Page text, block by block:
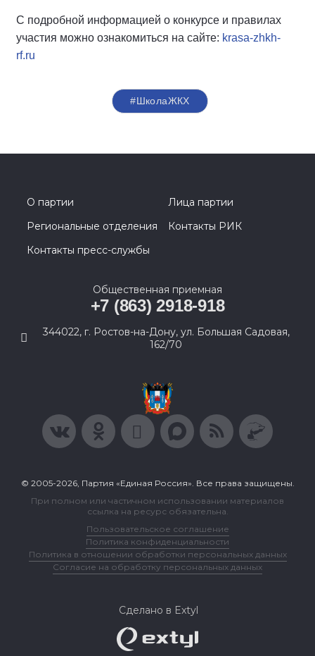
С подробной информацией о конкурсе и правилах
участия можно ознакомиться на сайте: krasa-zhkh-
rf.ru
#ШколаЖКХ
О партии
Лица партии
Региональные отделения
Контакты РИК
Контакты пресс-службы
Общественная приемная
+7 (863) 2918-918
344022, г. Ростов-на-Дону, ул. Большая Садовая,
162/70
© 2005-2026, Партия «Единая Россия». Все права защищены.
При полном или частичном использовании материалов
ссылка на ресурс обязательна.
Пользовательское соглашение
Политика конфиденциальности
Политика в отношении обработки персональных данных
Согласие на обработку персональных данных
Сделано в Extyl